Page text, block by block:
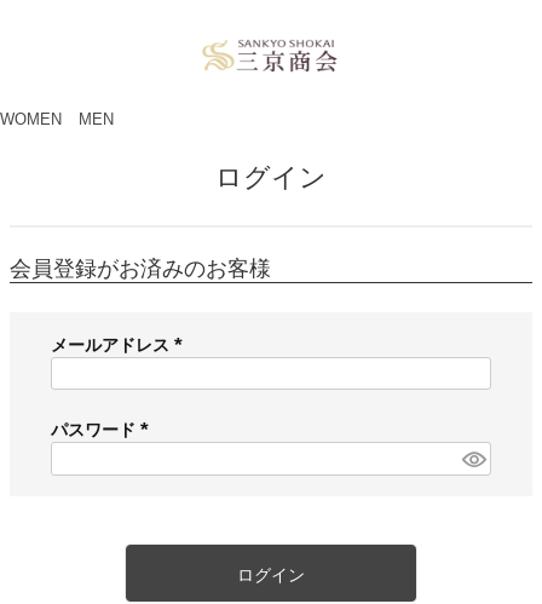
WOMEN MEN
ログイン
会員登録がお済みのお客様
メールアドレス
必
)
パスワード
必
ログイン